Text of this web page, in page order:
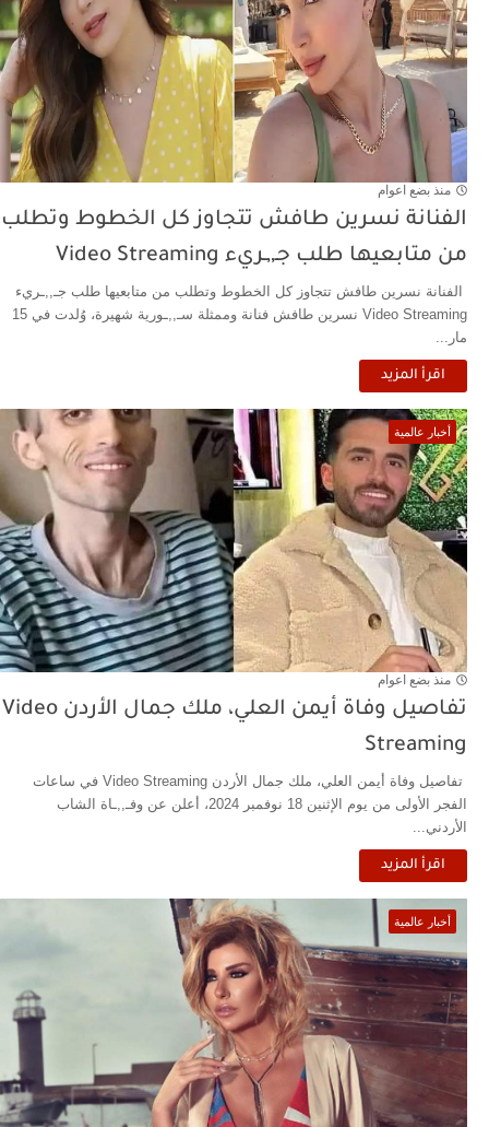
منذ بضع اعوام
الفنانة نسرين طافش تتجاوز كل الخطوط وتطلب
من متابعيها طلب جـ,,ـريء Video Streaming
الفنانة نسرين طافش تتجاوز كل الخطوط وتطلب من متابعيها طلب جـ,,ـريء
Video Streaming نسرين طافش فنانة وممثلة سـ,,ـورية شهيرة، وُلدت في 15
مار...
اقرأ المزيد
أخبار عالمية
منذ بضع اعوام
تفاصيل وفاة أيمن العلي، ملك جمال الأردن Video
Streaming
تفاصيل وفاة أيمن العلي، ملك جمال الأردن Video Streaming في ساعات
الفجر الأولى من يوم الإثنين 18 نوفمبر 2024، أعلن عن وفـ,,ـاة الشاب
الأردني...
اقرأ المزيد
أخبار عالمية